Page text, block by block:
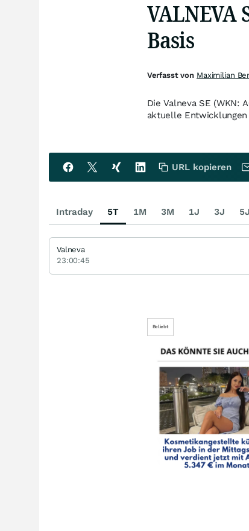
VALNEVA
Basis
Die Valneva SE (WKN:
aktuelle
Beliebt
Verfasst von Maximilian
URL kopieren
Intraday 5T 1M 3M 1J 3J 5J
Valneva
23:00:45